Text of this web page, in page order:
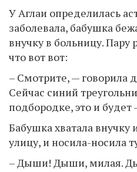
У Аглаи определилась
заболевала, бабушка
внучку в больницу. Пару
что вот вот:
– Смотрите, — говорила
Сейчас синий
подбородке, это и будет
Бабушка хватала внучку
улицу, и носила-носила
– Дыши! Дыши, милая.